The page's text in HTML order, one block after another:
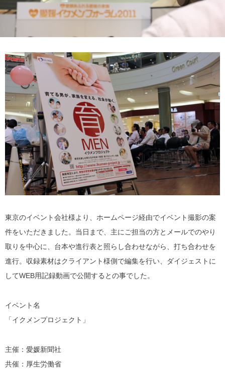
東京のイベント会社様より、ホームページ経由でイベント撮影の案
件をいただきました。当日まで、主にご担当の方とメールでのやり
取りを中心に、台本や進行表と照らし合わせながら、打ち合わせを
進行。収録素材はクライアント様側で編集を行い、ダイジェストに
してWEB用記録動画で公開するとの事でした。
イベント名
「イクメンプロジェクト」
主催：愛媛新聞社
共催：厚生労働省